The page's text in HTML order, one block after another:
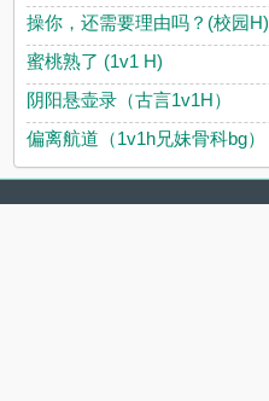
操你，还需要理由吗？(校园H)
蜜桃熟了 (1v1 H)
阴阳悬壶录（古言1v1H）
偏离航道（1v1h兄妹骨科bg）